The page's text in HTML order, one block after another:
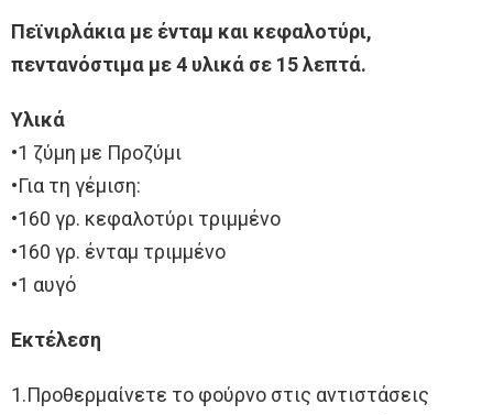
Πεϊνιρλάκια με ένταμ και κεφαλοτύρι,
πεντανόστιμα με 4 υλικά σε 15 λεπτά.
Υλικά
•1 ζύμη με Προζύμι
•Για τη γέμιση:
•160 γρ. κεφαλοτύρι τριμμένο
•160 γρ. ένταμ τριμμένο
•1 αυγό
Εκτέλεση
1.Προθερμαίνετε το φούρνο στις αντιστάσεις